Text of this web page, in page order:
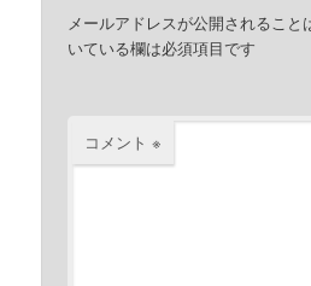
メールアドレスが公開されること
いている欄は必須項目です
コメント※